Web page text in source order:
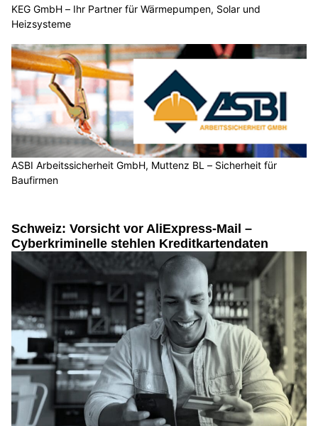
KEG GmbH – Ihr Partner für Wärmepumpen, Solar und
Heizsysteme
ASBI Arbeitssicherheit GmbH, Muttenz BL – Sicherheit für
Baufirmen
Schweiz: Vorsicht vor AliExpress-Mail –
Cyberkriminelle stehlen Kreditkartendaten